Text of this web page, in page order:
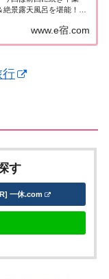
景露天風呂を堪能！紹
千葉・房総半島」オトナ
房総の旅！今日は千葉...
www.e宿.com
す
一休.com